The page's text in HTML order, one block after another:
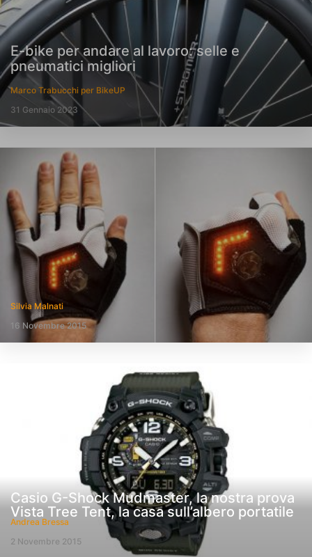
E-bike per andare al lavoro: selle e
pneumatici migliori
Marco Trabucchi per BikeUP
31 Gennaio 2023
Silvia Malnati
16 Novembre 2015
Casio G-Shock Mudmaster, la nostra prova
Andrea Bressa
2 Novembre 2015
Vista Tree Tent, la casa sull’albero portatile